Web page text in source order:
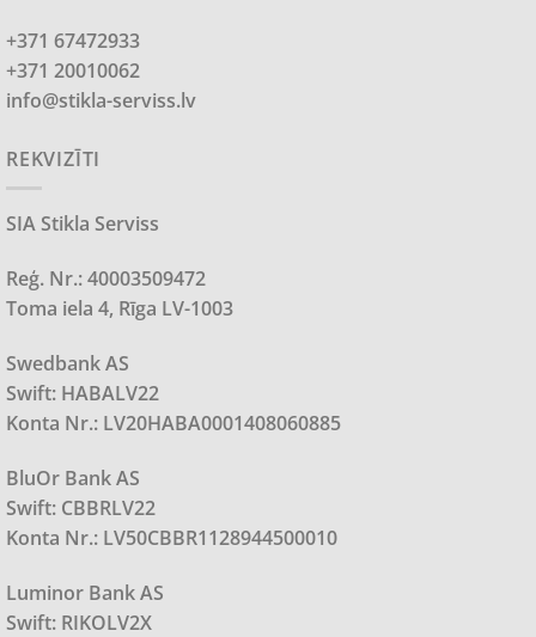
+371 67472933
+371 20010062
info@stikla-serviss.lv
REKVIZĪTI
SIA Stikla Serviss
Reģ. Nr.: 40003509472
Toma iela 4, Rīga LV-1003
Swedbank AS
Swift: HABALV22
Konta Nr.: LV20HABA0001408060885
BluOr Bank AS
Swift: CBBRLV22
Konta Nr.: LV50CBBR1128944500010
Luminor Bank AS
Swift: RIKOLV2X